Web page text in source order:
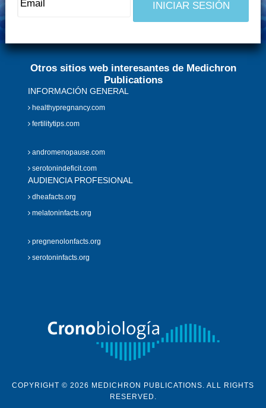
Otros sitios web interesantes de Medichron
Publications
INFORMACIÓN GENERAL
healthypregnancy.com
fertilitytips.com
andromenopause.com
serotonindeficit.com
AUDIENCIA PROFESIONAL
dheafacts.org
melatoninfacts.org
pregnenolonfacts.org
serotoninfacts.org
COPYRIGHT © 2026 MEDICHRON PUBLICATIONS. ALL RIGHTS
RESERVED.